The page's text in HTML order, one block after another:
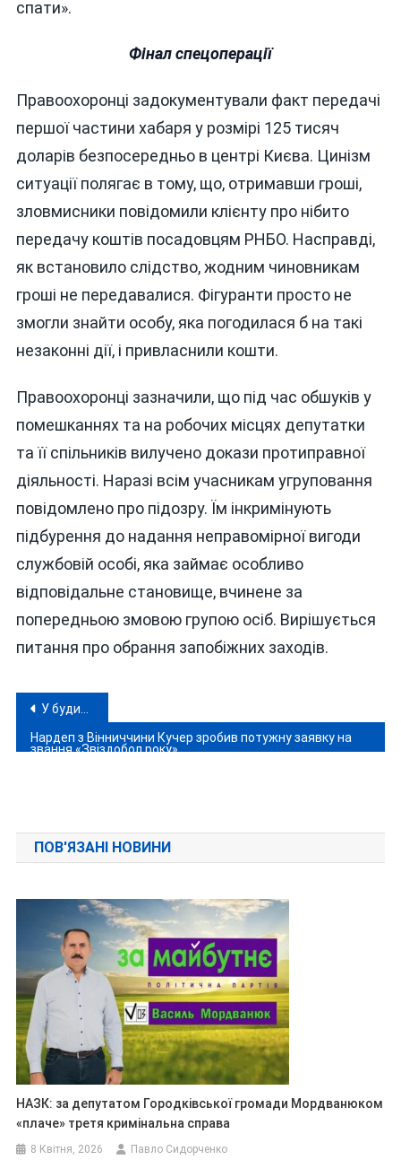
спати».
Фінал спецоперації
Правоохоронці задокументували факт передачі
першої частини хабаря у розмірі 125 тисяч
доларів безпосередньо в центрі Києва. Цинізм
ситуації полягає в тому, що, отримавши гроші,
зловмисники повідомили клієнту про нібито
передачу коштів посадовцям РНБО. Насправді,
як встановило слідство, жодним чиновникам
гроші не передавалися. Фігуранти просто не
змогли знайти особу, яка погодилася б на такі
незаконні дії, і привласнили кошти.
Правоохоронці зазначили, що під час обшуків у
помешканнях та на робочих місцях депутатки
та її спільників вилучено докази протиправної
діяльності. Наразі всім учасникам угруповання
повідомлено про підозру. Їм інкримінують
підбурення до надання неправомірної вигоди
службовій особі, яка займає особливо
відповідальне становище, вчинене за
попередньою змовою групою осіб. Вирішується
питання про обрання запобіжних заходів.
Навігація
записів
У будинку Єрмака під час обшуку знайшли ляльку вуду та десятки «магічних» дзеркал
Нардеп з Вінниччини Кучер зробив потужну заявку на
звання «Звіздобол року»
ПОВ'ЯЗАНІ НОВИНИ
НАЗК: за депутатом Городківської громади Мордванюком
«плаче» третя кримінальна справа
8 Квітня, 2026 Павло Сидорченко